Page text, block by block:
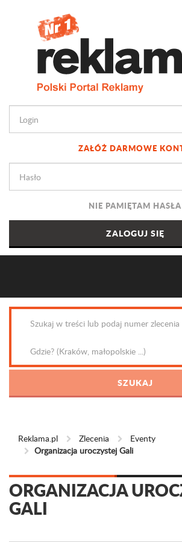
ZAŁÓŻ DARMOWE
NIE PAMIĘTAM HASŁA
Reklama.pl Zlecenia
Eventy
Organizacja uroczystej Gali
ORGANIZACJA
GALI